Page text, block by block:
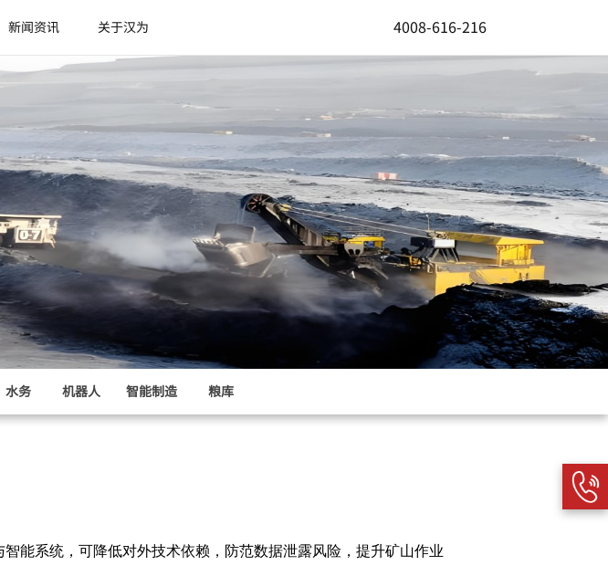
新闻资讯 关于汉为 4008-616-216
水务 机器人 智能制造 粮库
能系统，可降低对外技术依赖，防范数据泄露风险，提升矿山作业